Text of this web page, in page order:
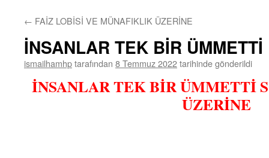
← FAİZ LOBİSİ VE MÜNAFIKLIK ÜZERİNE
İNSANLAR TEK BİR ÜMMETTİ
ismailhamhptarafından 8 Temmuz 2022tarihinde gönderildi
İNSANLAR TEK BİR ÜMMETTİ
ÜZERİNE